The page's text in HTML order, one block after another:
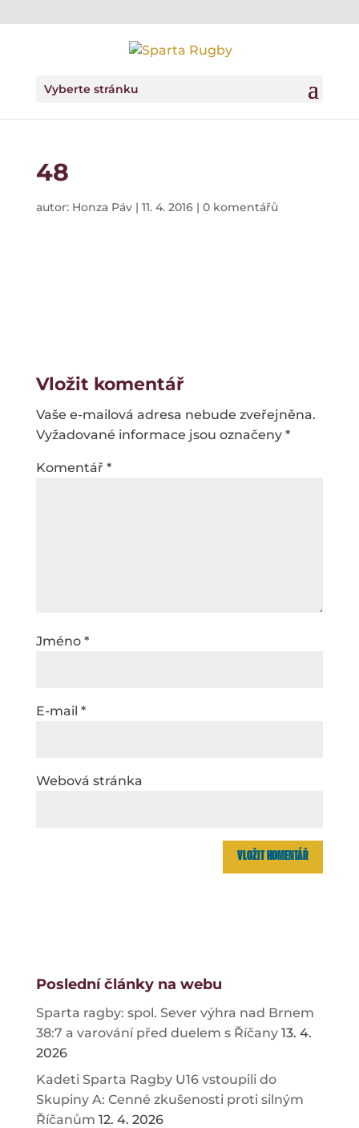
Vyberte stránku
48
autor: Honza Páv| 11. 4. 2016| 0 komentářů
Vložit komentář
Vaše e-mailová adresa nebude zveřejněna.
Vyžadované informace jsou označeny *
Komentář *
Jméno *
E-mail *
Webová stránka
Poslední články na webu
Sparta ragby: spol. Sever výhra nad Brnem
38:7 a varování před duelem s Říčany 13. 4.
2026
Kadeti Sparta Ragby U16 vstoupili do
Skupiny A: Cenné zkušenosti proti silným
Říčanům 12. 4. 2026